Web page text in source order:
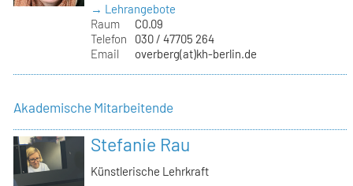
→ Lehrangebote
Raum
C0.09
Telefon
030 / 47705 264
Email
overberg(at)kh-berlin.de
Akademische Mitarbeitende
Stefanie Rau
Künstlerische Lehrkraft